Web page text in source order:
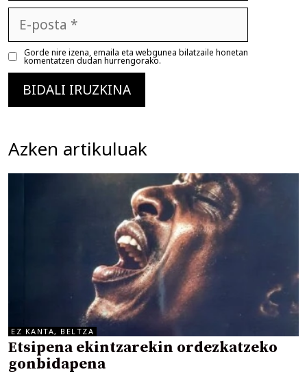
posta
Gorde nire izena, emaila eta webgunea bilatzaile honetan
komentatzen dudan hurrengorako.
Azken artikuluak
EZ KANTA, BELTZA
Etsipena ekintzarekin ordezkatzeko
gonbidapena